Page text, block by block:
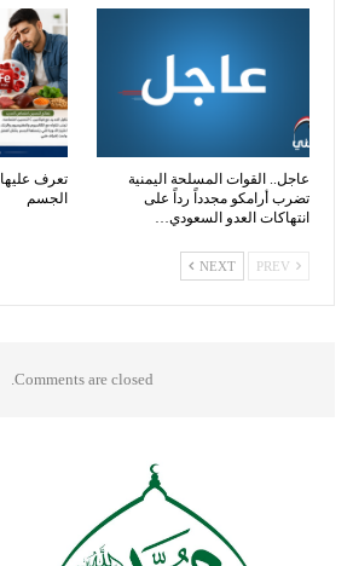
عاجل.. القوات المسلحة اليمنية
تضرب أرامكو مجدداً رداً على
انتهاكات العدو السعودي…
تعرف
الجسم
NEXT
Comments are closed.